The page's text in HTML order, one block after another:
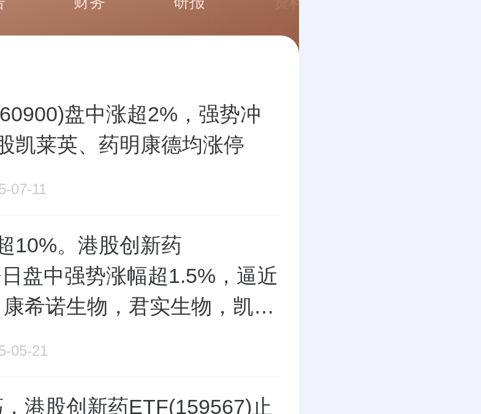
盘中涨超2%，强势冲
凯莱英、药明康德均涨停
07-11
10%。港股创新药
盘中强势涨幅超1.5%，逼近
康希诺生物，君实生物，凯莱
05-21
港股创新药ETF(159567)止